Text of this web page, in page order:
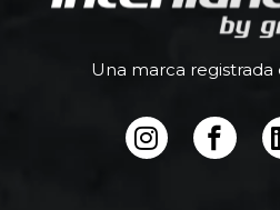
Una marca registrada